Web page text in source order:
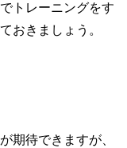
トレーニングをす
おきましょう。
期待できますが、